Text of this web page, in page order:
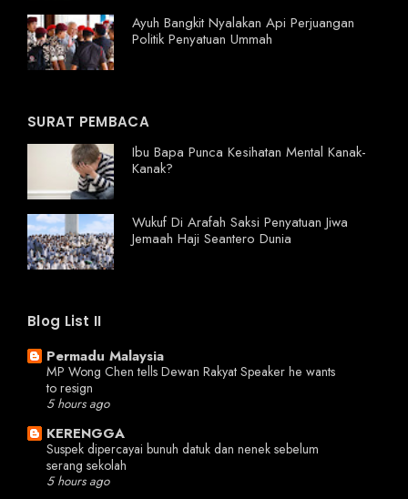
Ayuh Bangkit Nyalakan Api Perjuangan
Politik Penyatuan Ummah
SURAT PEMBACA
Ibu Bapa Punca Kesihatan Mental Kanak-
Kanak?
Wukuf Di Arafah Saksi Penyatuan Jiwa
Jemaah Haji Seantero Dunia
Blog List II
Permadu Malaysia
MP Wong Chen tells Dewan Rakyat Speaker he wants
to resign
5 hours ago
KERENGGA
Suspek dipercayai bunuh datuk dan nenek sebelum
serang sekolah
5 hours ago